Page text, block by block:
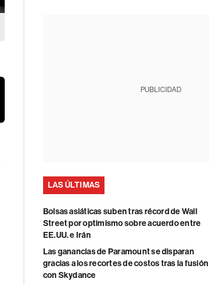
PUBLICIDAD
LAS ÚLTIMAS
Bolsas asiáticas suben tras récord de Wall
Street por optimismo sobre acuerdo entre
EE.UU. e Irán
Las ganancias de Paramount se disparan
gracias a los recortes de costos tras la fusión
con Skydance